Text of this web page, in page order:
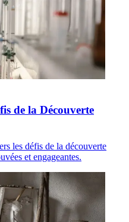
de la Découverte
les défis de la découverte
et engageantes.